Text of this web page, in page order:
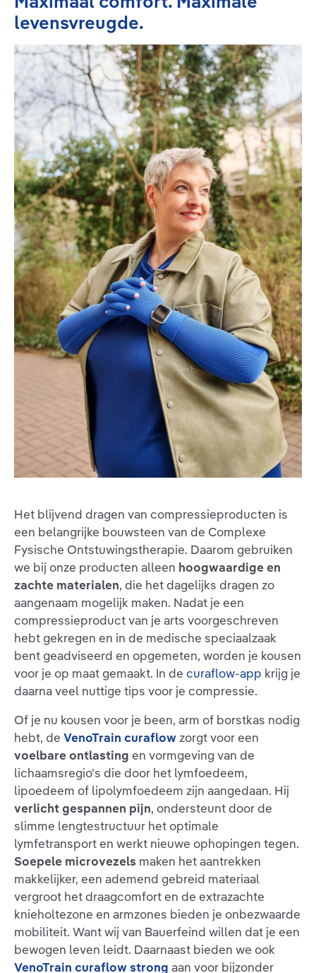
levensvreugde.
Het blijvend dragen van compressieproducten is
een belangrijke bouwsteen van de Complexe
Fysische Ontstuwingstherapie. Daarom gebruiken
we bij onze producten alleen hoogwaardige en
zachte materialen, die het dagelijks dragen zo
aangenaam mogelijk maken. Nadat je een
compressieproduct van je arts voorgeschreven
hebt gekregen en in de medische speciaalzaak
bent geadviseerd en opgemeten, worden je kousen
voor je op maat gemaakt. In de curaflow-app krijg je
daarna veel nuttige tips voor je compressie.
Of je nu kousen voor je been, arm of borstkas nodig
hebt, de VenoTrain curaflowzorgt voor een
voelbare ontlasting en vormgeving van de
lichaamsregio's die door het lymfoedeem,
lipoedeem of lipolymfoedeem zijn aangedaan. Hij
verlicht gespannen pijn, ondersteunt door de
slimme lengtestructuur het optimale
lymfetransport en werkt nieuwe ophopingen tegen.
Soepele microvezels maken het aantrekken
makkelijker, een ademend gebreid materiaal
vergroot het draagcomfort en de extrazachte
knieholtezone en armzones bieden je onbezwaarde
mobiliteit. Want wij van Bauerfeind willen dat je een
bewogen leven leidt. Daarnaast bieden we ook
VenoTrain curaflow strong aan voor bijzonder